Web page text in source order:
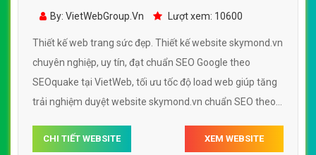
skymond.vn
By: VietWebGroup.Vn Lượt xem: 10600
Thiết kế web trang sức đẹp. Thiết kế website skymond.vn
chuyên nghiệp, uy tín, đạt chuẩn SEO Google theo
SEOquake tại VietWeb, tối ưu tốc độ load web giúp tăng
trải nghiệm duyệt website skymond.vn chuẩn SEO theo
CHI TIẾT WEBSITE XEM WEBSITE